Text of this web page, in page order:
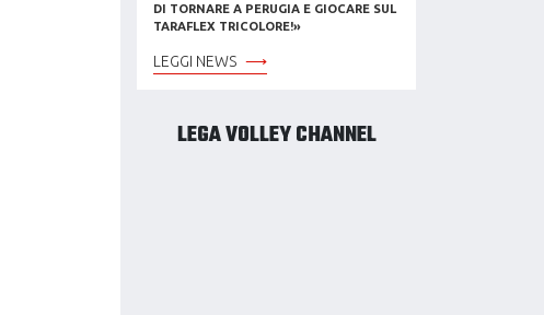
DI TORNARE A PERUGIA E GIOCARE SUL
TARAFLEX TRICOLORE!»
LEGGI NEWS
LEGA VOLLEY CHANNEL